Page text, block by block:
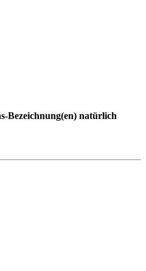
Bezeichnung(en) natürlich